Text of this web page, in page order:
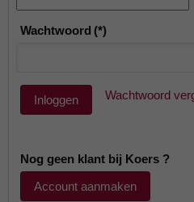
Wachtwoord (*)
Inloggen Wachtwoord
Nog geen klant bij Koers ?
Account aanmaken